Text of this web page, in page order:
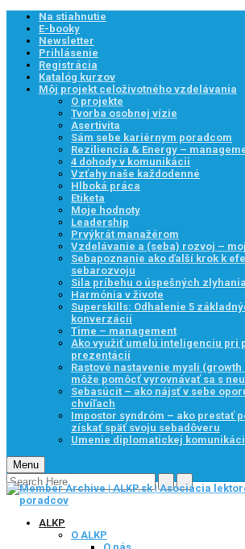
Na stiahnutie
E-booky
Newsletter
Prihlásenie
Registrácia
Katalóg kurzov
Môj projekt celoživotného vzdelávania
O projekte
Tvorba osobnej vízie
Asertivita
Sám sebe kariérnym poradcom
Reziliencia & Energy –
4 dohody v komunikácii
Vzťahy naše každodenné
Hlboká práca
Etiketa
Moje hodnoty
Leadership
Prvýkrát manažérom
Vzdelávanie a (seba) rozvoj –
Sebapoznanie ako ďalší krok k
sebarozvoju
Sila príbehu o úspešných
Harmónia v živote
Superskills: Odhalenie 5
konverzácií
Time – management
Ako využiť umelú inteligenciu pri
prezentácií
Rastové nastavenie mysli
môže pomôcť vyrovnávať sa s
Sebasúcit – ako nájsť v sebe
chvíľach
Impostor syndróm – ako prestať
získať späť svoju sebadôveru
Umenie diplomatickej
Menu
ALKP
O ALKP